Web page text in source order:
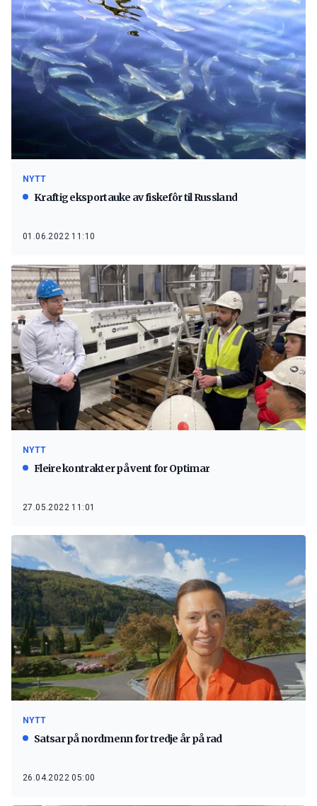
NYTT
Kraftig eksportauke av fiskefôr til Russland
01.06.2022 11:10
NYTT
Fleire kontrakter på vent for Optimar
27.05.2022 11:01
NYTT
Satsar på nordmenn for tredje år på rad
26.04.2022 05:00